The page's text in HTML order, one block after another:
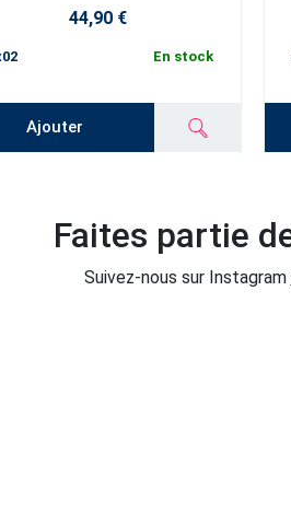
44,90 €
En stock
Ajouter
Faites partie
Suivez-nous sur Instagram